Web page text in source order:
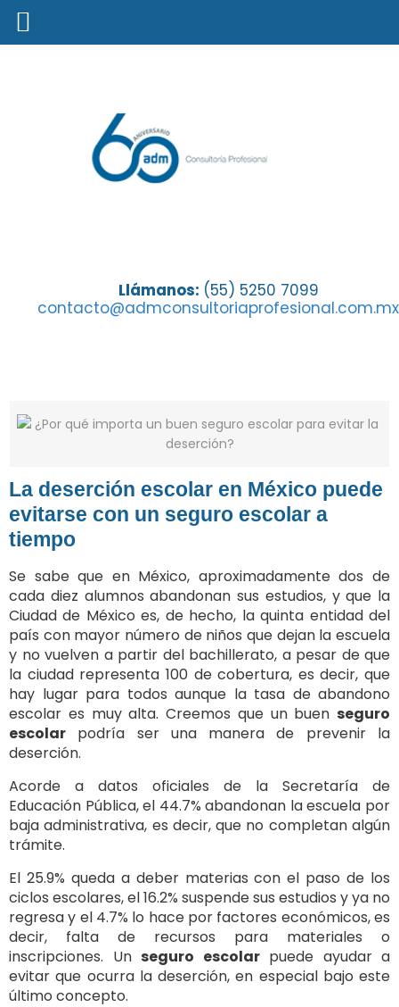
Llámanos: (55) 5250 7099
contacto@admconsultoriaprofesional.com.mx
¿Por qué importa un buen seguro
escolar para evitar la deserción?
La deserción escolar en México puede
evitarse con un seguro escolar a
tiempo
Se sabe que en México, aproximadamente dos de
cada diez alumnos abandonan sus estudios, y que la
Ciudad de México es, de hecho, la quinta entidad del
país con mayor número de niños que dejan la escuela
y no vuelven a partir del bachillerato, a pesar de que
la ciudad representa 100 de cobertura, es decir, que
hay lugar para todos aunque la tasa de abandono
escolar es muy alta. Creemos que un buen seguro
escolar podría ser una manera de prevenir la
deserción.
Acorde a datos oficiales de la Secretaría de
Educación Pública, el 44.7% abandonan la escuela por
baja administrativa, es decir, que no completan algún
trámite.
El 25.9% queda a deber materias con el paso de los
ciclos escolares, el 16.2% suspende sus estudios y ya no
regresa y el 4.7% lo hace por factores económicos, es
decir, falta de recursos para materiales o
inscripciones. Un seguro escolarpuede ayudar a
evitar que ocurra la deserción, en especial bajo este
último concepto.